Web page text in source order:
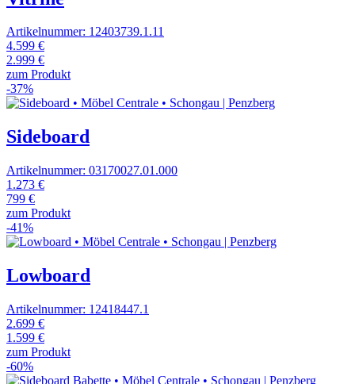
Artikelnummer: 12403739.1.11
4.599 €
2.999 €
zum Produkt
-37%
Sideboard
Artikelnummer: 03170027.01.000
1.273 €
799 €
zum Produkt
-41%
Lowboard
Artikelnummer: 12418447.1
2.699 €
1.599 €
zum Produkt
-60%